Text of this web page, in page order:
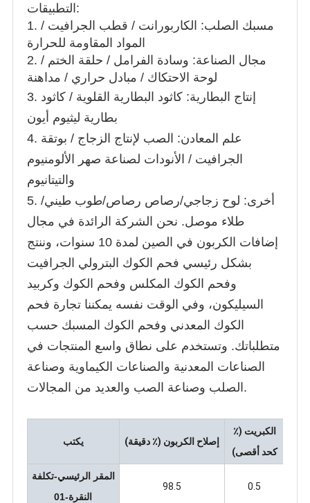
التطبيقات:
1. مسبك الصلب: الكاربورانت / قطب الجرافيت /
المواد المقاومة للحرارة
2. مجال الصناعة: وسادة الفرامل / حلقة الختم /
لوحة الاحتكاك / مبادل حراري / مداهنة
3. إنتاج البطارية: كاثود البطارية القلوية / كاثود
بطارية ليثيوم أيون
4. علم المعادن: الصب لإنتاج الزجاج / بوتقة
الجرافيت / الأنودات لصناعة صهر الألومنيوم
والتيتانيوم
5. أخرى: لوح زجاجي/رصاص رصاص/طوب طيني/
طلاء موصل. نحن الشركة الرائدة في مجال
إضافات الكربون في الصين لمدة 10 سنوات، وننتج
بشكل رئيسي فحم الكوك البترولي الجرافيت
وفحم الكوك المكلس وفحم الكوك وكربيد
السيليكون، وفي الوقت نفسه يمكننا تجارة فحم
الكوك المعدني وفحم الكوك المسبك حسب
متطلباتك. وتستخدم على نطاق واسع المنتجات في
الصناعات المعدنية والصناعات الكيماوية وصناعة
الصلب وصناعة الصب والعديد من المجالات.
يكتب إصلاح الكربون (٪ دقيقة)
الكبريت (٪
كحد أقصى)
المقر الرئيسي-تكلفة
النقرة-01
98.5 0.5